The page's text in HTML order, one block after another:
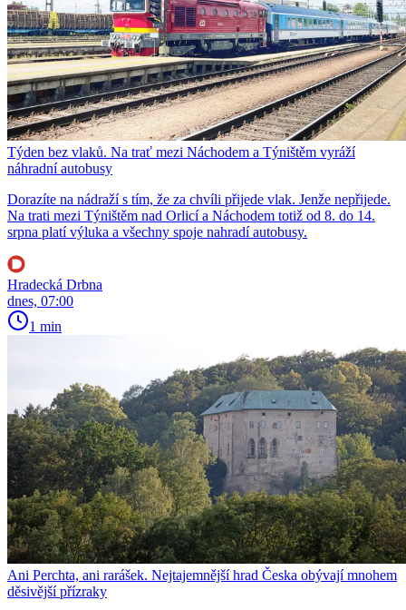
Týden bez vlaků. Na trať mezi Náchodem a Týništěm vyráží
náhradní autobusy
Dorazíte na nádraží s tím, že za chvíli přijede vlak. Jenže nepřijede.
Na trati mezi Týništěm nad Orlicí a Náchodem totiž od 8. do 14.
srpna platí výluka a všechny spoje nahradí autobusy.
Hradecká Drbna
dnes, 07:00
1 min
Ani Perchta, ani rarášek. Nejtajemnější hrad Česka obývají mnohem
děsivější přízraky